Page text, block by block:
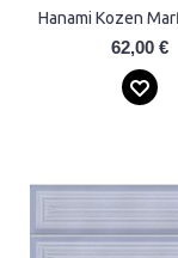
62,00 €